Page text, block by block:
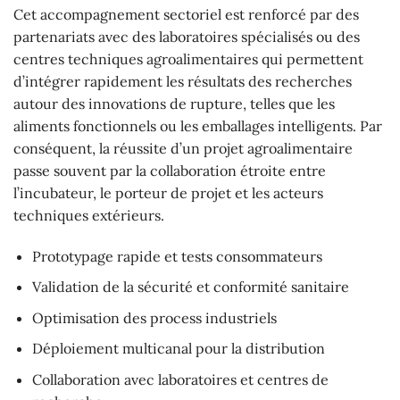
Cet accompagnement sectoriel est renforcé par des
partenariats avec des laboratoires spécialisés ou des
centres techniques agroalimentaires qui permettent
d’intégrer rapidement les résultats des recherches
autour des innovations de rupture, telles que les
aliments fonctionnels ou les emballages intelligents. Par
conséquent, la réussite d’un projet agroalimentaire
passe souvent par la collaboration étroite entre
l’incubateur, le porteur de projet et les acteurs
techniques extérieurs.
Prototypage rapide et tests consommateurs
Validation de la sécurité et conformité sanitaire
Optimisation des process industriels
Déploiement multicanal pour la distribution
Collaboration avec laboratoires et centres de